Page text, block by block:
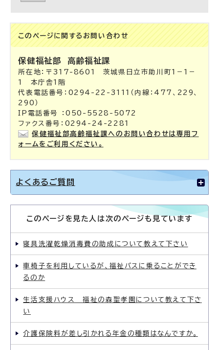
このページに関する お問い合わせ
保健福祉部 高齢福祉課
所在地：〒317-8601 茨城県日立市助川町1－1－
1 本庁舎1階
代表電話番号：0294-22-3111（内線：477、229、
290）
IP電話番号 ：050-5528-5072
ファクス番号：0294-24-2281
保健福祉部高齢福祉課へのお問い合わせは専用フ
ォームをご利用ください。
よくあるご質問
このページを見た人は次のページも見ています
寝具洗濯乾燥消毒費の助成について教えて下さい
車椅子を利用しているが、福祉バスに乗ることができ
るのか
生活支援ハウス 福祉の森聖孝園について教えて下さ
い
介護保険料が差し引かれる年金の種類はなんですか。